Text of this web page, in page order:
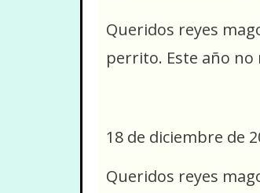
Queridos reyes
perrito. Este año
18 de diciembre de
Queridos reyes